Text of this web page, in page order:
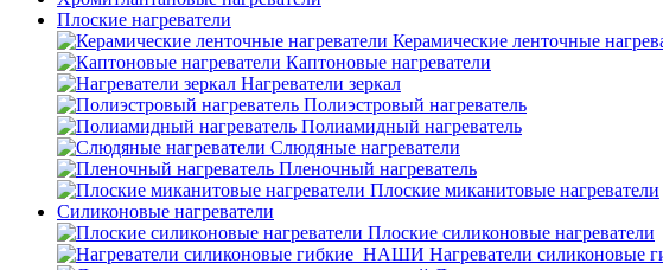
Плоские нагреватели
Керамические ленточные
Каптоновые нагреватели
Нагреватели зеркал
Полиэстровый нагреватель
Полиамидный нагреватель
Слюдяные нагреватели
Пленочный нагреватель
Плоские миканитовые нагреватели
Силиконовые нагреватели
Плоские силиконовые нагреватели
Нагреватели